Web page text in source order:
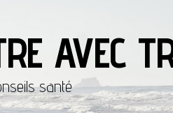
AVEC
santé